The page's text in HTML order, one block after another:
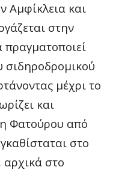
Αμφίκλεια και
στην
πραγματοποιεί
σιδηροδρομικού
μέχρι το
και
Φατούρου από
στο
στο